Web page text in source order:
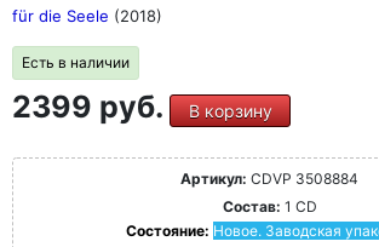
für die Seele (2018)
Есть в наличии
2399 руб. В корзину
Артикул: CDVP 3508884
Состав: 1 CD
Состояние: Новое. Заводская